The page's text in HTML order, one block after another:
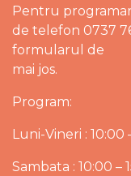
Pentru
de telefon 0737
formularul de
mai jos.
Program:
Luni-Vineri : 10:00
Sambata : 10:00 –